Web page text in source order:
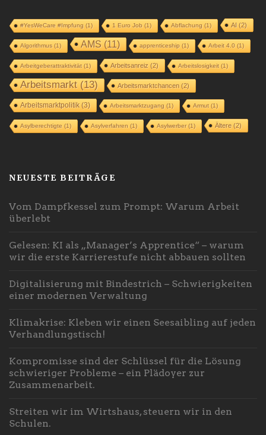
#YesWeCare #Impfung (1) 1 Euro Job (1) Abflachung (1) AI (2)
Algorithmus (1) AMS (11) apprenticeship (1) Arbeit 4.0 (1)
Arbeitgeberattraktivität(1) Arbeitsanreiz (2) Arbeitslosigkeit(1)
Arbeitsmarkt(13) Arbeitsmarktchancen (2)
Arbeitsmarktpolitik(3) Arbeitsmarktzugang (1) Armut(1)
Asylberechtigte (1) Asylverfahren (1) Asylwerber(1) Ältere(2)
NEUESTE BEITRÄGE
Vom Dampfkessel zum Prompt: Warum Arbeit
überlebt
Gelesen: KI als „Manager’s Apprentice“ – warum
wir die erste Karrierestufe nicht abbauen sollten
Digitalisierung mit Bindestrich – Schwierigkeiten
einer modernen Verwaltung
Klimakrise: Kleben wir einen Seesaibling auf jeden
Verhandlungstisch!
Kompromisse sind der Schlüssel für die Lösung
schwieriger Probleme – ein Plädoyer zur
Zusammenarbeit.
Streiten wir im Wirtshaus, steuern wir in den
Schulen.